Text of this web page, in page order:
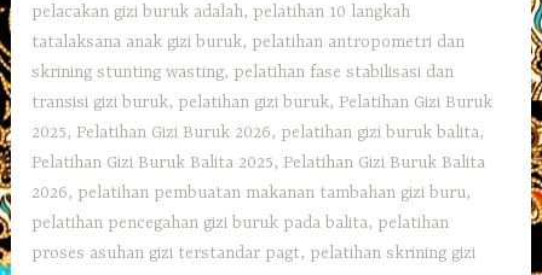
pelacakan gizi buruk adalah, pelatihan 10 langkah
tatalaksana anak gizi buruk, pelatihan antropometri dan
skrining stunting wasting, pelatihan fase stabilisasi dan
transisi gizi buruk, pelatihan gizi buruk, Pelatihan Gizi Buruk
2025, Pelatihan Gizi Buruk 2026, pelatihan gizi buruk balita,
Pelatihan Gizi Buruk Balita 2025, Pelatihan Gizi Buruk Balita
2026, pelatihan pembuatan makanan tambahan gizi buru,
pelatihan pencegahan gizi buruk pada balita, pelatihan
proses asuhan gizi terstandar pagt, pelatihan skrining gizi